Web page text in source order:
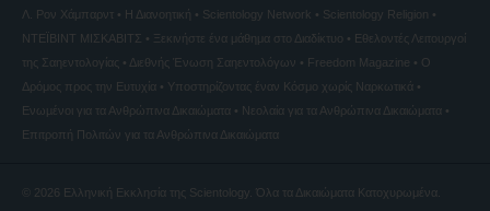
Λ. Ρον Χάμπαρντ Η Διανοητική Scientology Network
Scientology Religion
ΝΤΕΪΒΙΝΤ ΜΙΣΚAΒΙΤΣ
Ξεκινήστε ένα μάθημα στο Διαδίκτυο
Εθελοντές Λειτουργοί
της Σαηεντολογίας
Διεθνής Ένωση Σαηεντολόγων Freedom Magazine
Ο
Δρόμος προς την Ευτυχία
Υποστηρίζοντας έναν Κόσμο χωρίς Ναρκωτικά
Ενωµένοι για τα Ανθρώπινα Δικαιώµατα
Νεολαία για τα Ανθρώπινα Δικαιώματα
Επιτροπή Πολιτών για τα Ανθρώπινα Δικαιώματα
© 2026 Ελληνική Εκκλησία της Scientology. Όλα τα Δικαιώματα Κατοχυρωμένα.